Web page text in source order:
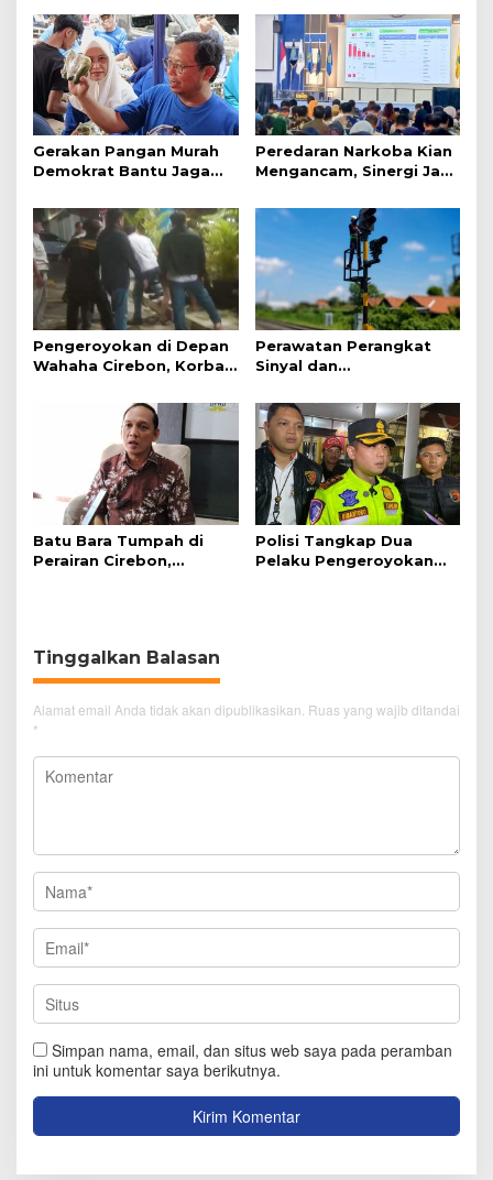
Gerakan Pangan Murah
Demokrat Bantu Jaga
Peredaran Narkoba Kian
Mengancam, Sinergi Jadi
Pengeroyokan di Depan
Wahaha Cirebon, Korban
Perawatan Perangkat
Sinyal dan
Perjalanan Kereta Api
Batu Bara Tumpah di
Perairan Cirebon,
Polisi Tangkap Dua
Pelaku Pengeroyokan
Tinggalkan Balasan
Alamat email Anda tidak akan dipublikasikan. Ruas yang wajib ditandai
*
Simpan nama, email, dan situs web saya pada peramban
ini untuk komentar saya berikutnya.